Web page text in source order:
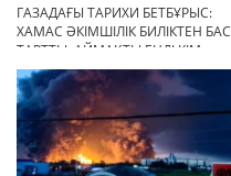
ГАЗАДАҒЫ ТАРИХИ БЕТБҰРЫС:
ХАМАС ӘКІМШІЛІК БИЛІКТЕН БАС
ТАРТТЫ. АЙМАҚТЫ ЕНДІ КІМ
БАСҚАРАДЫ?